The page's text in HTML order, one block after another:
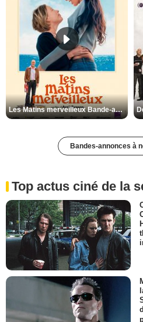
Les Matins merveilleux Bande-annonce VF
Bandes-annonces à
Top actus ciné de la